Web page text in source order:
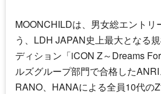
MOONCHILDは、男女総エントリ
う、LDH JAPAN史上最大となる
ディション「iCON Z～Dreams
ルズグループ部門で合格した
RANO、HANAによる全員10代の